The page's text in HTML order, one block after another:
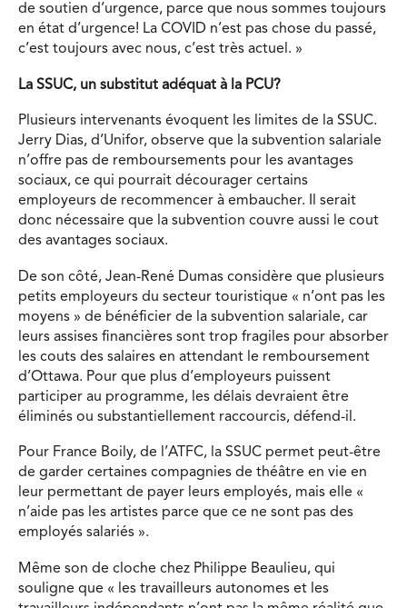
de soutien d’urgence, parce que nous sommes toujours
en état d’urgence! La COVID n’est pas chose du passé,
c’est toujours avec nous, c’est très actuel. »
La SSUC, un substitut adéquat à la PCU?
Plusieurs intervenants évoquent les limites de la SSUC.
Jerry Dias, d’Unifor, observe que la subvention salariale
n’offre pas de remboursements pour les avantages
sociaux, ce qui pourrait décourager certains
employeurs de recommencer à embaucher. Il serait
donc nécessaire que la subvention couvre aussi le cout
des avantages sociaux.
De son côté, Jean-René Dumas considère que plusieurs
petits employeurs du secteur touristique « n’ont pas les
moyens » de bénéficier de la subvention salariale, car
leurs assises financières sont trop fragiles pour absorber
les couts des salaires en attendant le remboursement
d’Ottawa. Pour que plus d’employeurs puissent
participer au programme, les délais devraient être
éliminés ou substantiellement raccourcis, défend-il.
Pour France Boily, de l’ATFC, la SSUC permet peut-être
de garder certaines compagnies de théâtre en vie en
leur permettant de payer leurs employés, mais elle «
n’aide pas les artistes parce que ce ne sont pas des
employés salariés ».
Même son de cloche chez Philippe Beaulieu, qui
souligne que « les travailleurs autonomes et les